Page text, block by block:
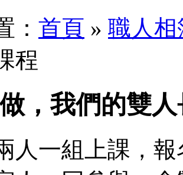
： 首頁 » 職人相
程
，我們的雙
人一組上課，